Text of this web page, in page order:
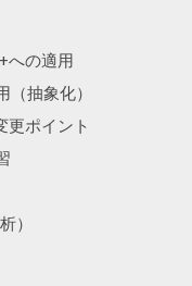
への適用
（抽象化）
更ポイント
）